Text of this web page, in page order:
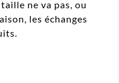
ne va pas, ou
les échanges